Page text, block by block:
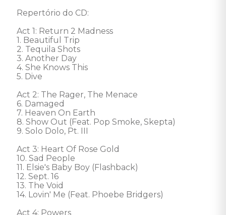
Repertório do CD:
Act 1: Return 2 Madness
1. Beautiful Trip
2. Tequila Shots
3. Another Day
4. She Knows This
5. Dive
Act 2: The Rager, The Menace
6. Damaged
7. Heaven On Earth
8. Show Out (Feat. Pop Smoke, Skepta)
9. Solo Dolo, Pt. III
Act 3: Heart Of Rose Gold
10. Sad People
11. Elsie's Baby Boy (Flashback)
12. Sept. 16
13. The Void
14. Lovin' Me (Feat. Phoebe Bridgers)
Act 4: Powers